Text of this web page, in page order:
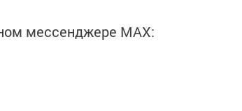
мессенджере MАХ: